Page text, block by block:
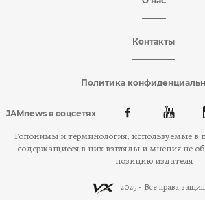
Контакты
Политика
JAMnews в соцсетях
Топонимы и терминология, используемые в
содержащиеся в них взгляды и мнения не
позицию издателя
2025 - Все права